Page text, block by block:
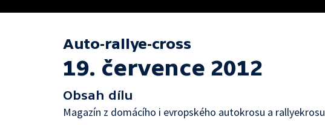
Auto-rallye-cross
19. července 2012
Obsah dílu
Magazín z domácího i evropského autokrosu a rallyekrosu